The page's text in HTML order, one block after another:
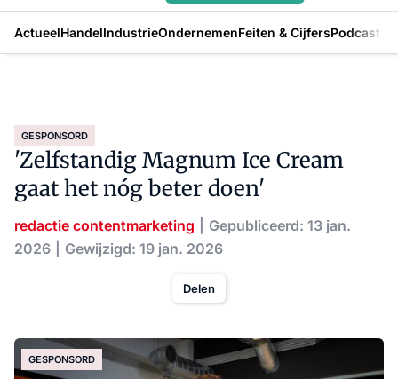
ActueelHandelIndustrieOndernemenFeiten & CijfersPodcast
GESPONSORD
'Zelfstandig Magnum Ice Cream
gaat het nóg beter doen'
redactie contentmarketing
Gepubliceerd: 13 jan.
2026
Gewijzigd: 19 jan. 2026
Delen
GESPONSORD